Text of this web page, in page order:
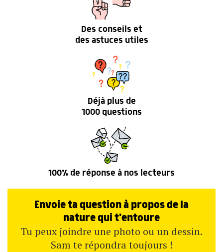
Des conseils et
des astuces utiles
Déjà plus de
1000 questions
100% de réponse à nos lecteurs
Envoie ta question à propos de la
nature qui t'entoure
Tu peux joindre une photo ou un dessin.
Sam te répondra toujours !